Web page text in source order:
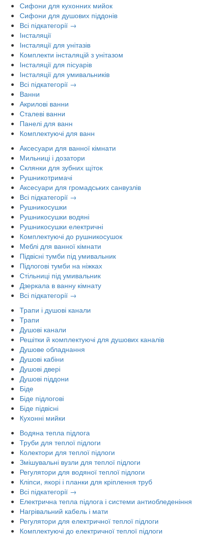
Сифони для кухонних мийок
Сифони для душових піддонів
Всі підкатегорії →
Інсталяції
Інсталяції для унітазів
Комплекти інсталяцій з унітазом
Інсталяції для пісуарів
Інсталяції для умивальників
Всі підкатегорії →
Ванни
Акрилові ванни
Сталеві ванни
Панелі для ванн
Комплектуючі для ванн
Аксесуари для ванної кімнати
Мильниці і дозатори
Склянки для зубних щіток
Рушникотримачі
Аксесуари для громадських санвузлів
Всі підкатегорії →
Рушникосушки
Рушникосушки водяні
Рушникосушки електричні
Комплектуючі до рушникосушок
Меблі для ванної кімнати
Підвісні тумби під умивальник
Підлогові тумби на ніжках
Стільниці під умивальник
Дзеркала в ванну кімнату
Всі підкатегорії →
Трапи і душові канали
Трапи
Душові канали
Решітки й комплектуючі для душових каналів
Душове обладнання
Душові кабіни
Душові двері
Душові піддони
Біде
Біде підлогові
Біде підвісні
Кухонні мийки
Водяна тепла підлога
Труби для теплої підлоги
Колектори для теплої підлоги
Змішувальні вузли для теплої підлоги
Регулятори для водяної теплої підлоги
Кліпси, якорі і планки для кріплення труб
Всі підкатегорії →
Електрична тепла підлога і системи антиобледеніння
Нагрівальний кабель і мати
Регулятори для електричної теплої підлоги
Комплектуючі до електричної теплої підлоги